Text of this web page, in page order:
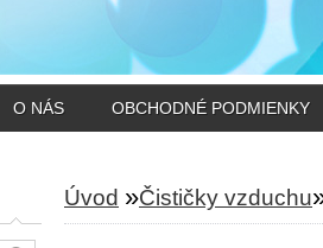
O NÁS OBCHODNÉ PODMIENKY
Úvod »Čističky vzduchu